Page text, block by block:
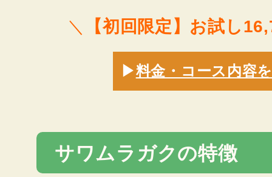
＼ 【初回限定】お試し
▶料金・コース内容
サワムラガクの特徴